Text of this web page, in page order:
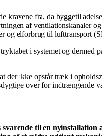
fra, da
af ventilationskanaler
og elforbrug til lufttransport
i systemet og dermed
der ikke opstår træk i
over for indtrængende
til en nyinstallation